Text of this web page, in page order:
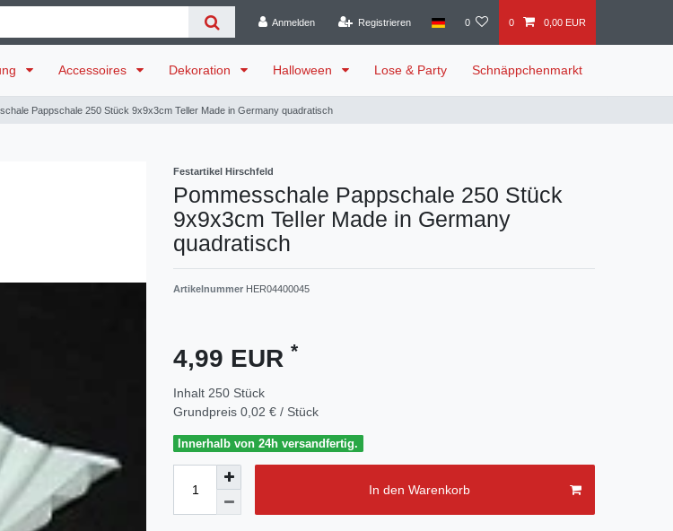
Anmelden Registrieren 0 0 0,00 EUR
Accessoires Dekoration Halloween Lose & Party Schnäppchenmarkt
Pappschale 250 Stück 9x9x3cm Teller Made in Germany quadratisch
Festartikel Hirschfeld
Pommesschale Pappschale 250 Stück
9x9x3cm Teller Made in Germany
quadratisch
Artikelnummer HER04400045
4,99 EUR *
Inhalt 250 Stück
Grundpreis 0,02 € / Stück
Innerhalb von 24h versandfertig.
In den Warenkorb